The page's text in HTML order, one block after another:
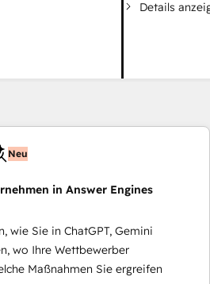
Details
Neu
in Answer Engines
wie Sie in ChatGPT, Gemini
wo Ihre Wettbewerber
Maßnahmen Sie ergreifen